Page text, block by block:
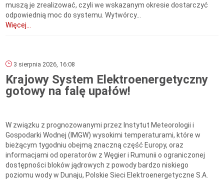
muszą je zrealizować, czyli we wskazanym okresie dostarczyć
odpowiednią moc do systemu. Wytwórcy...
Więcej...
3 sierpnia 2026, 16:08
Krajowy System Elektroenergetyczny
gotowy na falę upałów!
W związku z prognozowanymi przez Instytut Meteorologii i
Gospodarki Wodnej (IMGW) wysokimi temperaturami, które w
bieżącym tygodniu obejmą znaczną część Europy, oraz
informacjami od operatorów z Węgier i Rumunii o ograniczonej
dostępności bloków jądrowych z powody bardzo niskiego
poziomu wody w Dunaju, Polskie Sieci Elektroenergetyczne S.A.